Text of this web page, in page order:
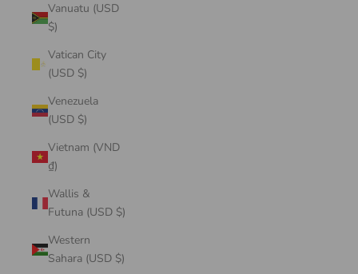
Vanuatu (USD
$)
Vatican City
(USD $)
Venezuela
(USD $)
Vietnam (VND
₫)
Wallis &
Futuna (USD $)
Western
Sahara (USD $)